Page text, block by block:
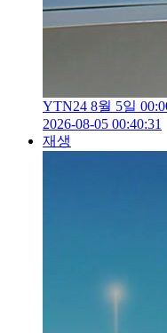
YTN24 8월 5일
2026-08-05 00:40:31
재생